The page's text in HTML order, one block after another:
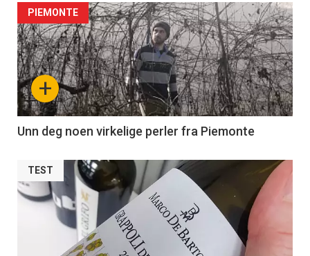
+
PIEMONTE
Unn deg noen virkelige perler fra Piemonte
TEST